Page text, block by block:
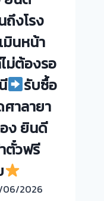
ถึงโรง
มินหน้า
ม่ต้องรอ
รับซื้อ
าลายา
ง ยินดี
ตั๋วฟรี
06/2026